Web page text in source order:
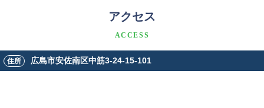
アクセス
ACCESS
住所 広島市安佐南区中筋3-24-15-101